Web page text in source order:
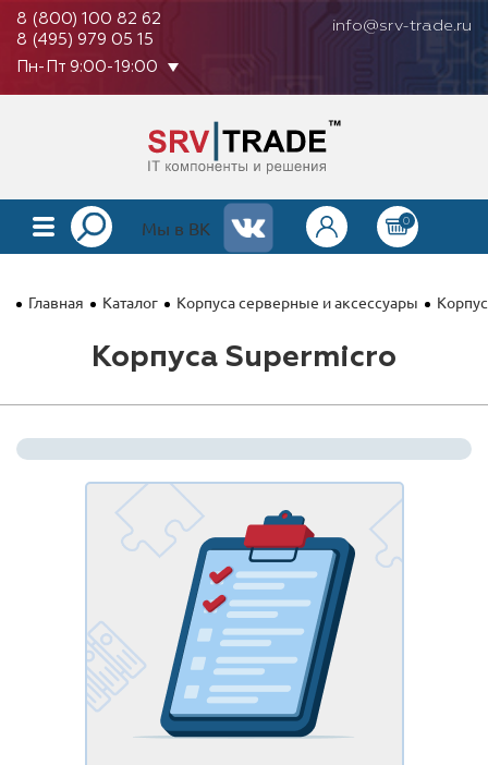
8 (800) 100 82 62
8 (495) 979 05 15
info@srv-trade.ru
Пн-Пт 9:00-19:00
КАТАЛОГ
ОПЛАТА
ГАРАНТИЯ
КОНТАКТЫ
АКЦИИ
Мы в ВК 0
Главная Каталог Корпуса серверные и аксессуары
Корпуса Supermicro